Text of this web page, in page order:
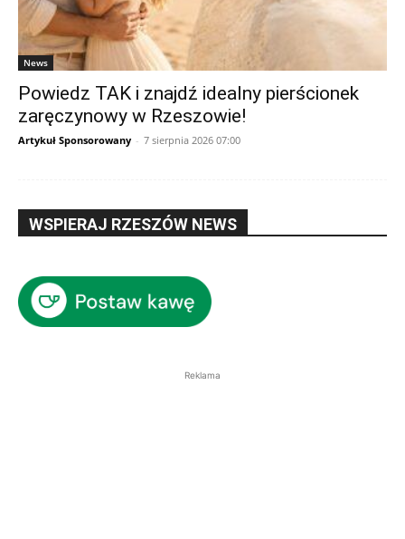
News
Powiedz TAK i znajdź idealny pierścionek
zaręczynowy w Rzeszowie!
Artykuł Sponsorowany - 7 sierpnia 2026 07:00
WSPIERAJ RZESZÓW NEWS
Reklama